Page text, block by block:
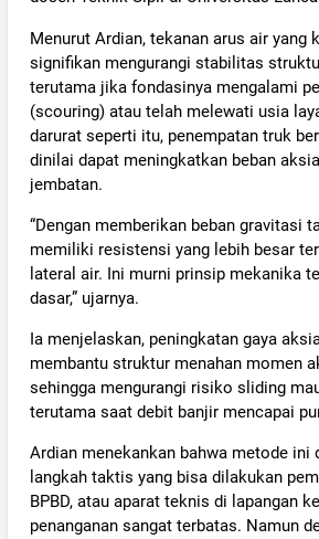
Menurut Ardian, tekanan arus air yang
signifikan mengurangi stabilitas
terutama jika fondasinya mengalami
(scouring) atau telah melewati usia
darurat seperti itu, penempatan truk
dinilai dapat meningkatkan beban
jembatan.
“Dengan memberikan beban gravitasi
memiliki resistensi yang lebih besar
lateral air. Ini murni prinsip mekanika
dasar,” ujarnya.
Ia menjelaskan, peningkatan gaya
membantu struktur menahan momen
sehingga mengurangi risiko sliding
terutama saat debit banjir mencapai
Ardian menekankan bahwa metode ini
langkah taktis yang bisa dilakukan
BPBD, atau aparat teknis di lapangan
penanganan sangat terbatas. Namun